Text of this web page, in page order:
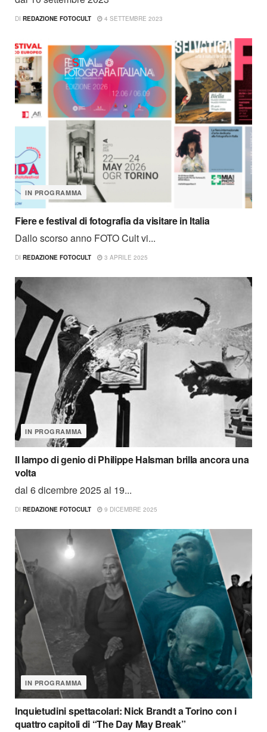
DI REDAZIONE FOTOCULT 4 SETTEMBRE 2023
IN PROGRAMMA
Fiere e festival di fotografia da visitare in Italia
Dallo scorso anno FOTO Cult vi...
DI REDAZIONE FOTOCULT 3 APRILE 2025
IN PROGRAMMA
Il lampo di genio di Philippe Halsman brilla ancora una
volta
dal 6 dicembre 2025 al 19...
DI REDAZIONE FOTOCULT 9 DICEMBRE 2025
IN PROGRAMMA
Inquietudini spettacolari: Nick Brandt a Torino con i
quattro capitoli di “The Day May Break”